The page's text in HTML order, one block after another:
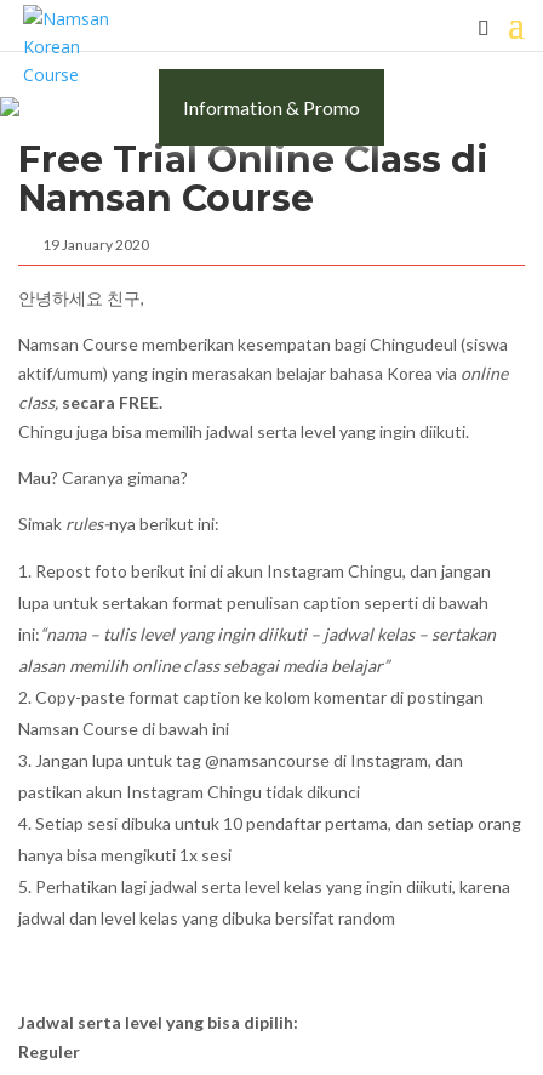
Information & Promo
Free Trial Online Class di
Namsan Course
19 January 2020
안녕하세요 친구,
Namsan Course memberikan kesempatan bagi Chingudeul (siswa
aktif/umum) yang ingin merasakan belajar bahasa Korea via online
class, secara FREE.
Chingu juga bisa memilih jadwal serta level yang ingin diikuti.
Mau? Caranya gimana?
Simak rules-nya berikut ini:
Repost foto berikut ini di akun Instagram Chingu, dan jangan
lupa untuk sertakan format penulisan caption seperti di bawah
ini:“nama – tulis level yang ingin diikuti – jadwal kelas – sertakan
alasan memilih online class sebagai media belajar”
Copy-paste format caption ke kolom komentar di postingan
Namsan Course di bawah ini
Jangan lupa untuk tag @namsancourse di Instagram, dan
pastikan akun Instagram Chingu tidak dikunci
Setiap sesi dibuka untuk 10 pendaftar pertama, dan setiap orang
hanya bisa mengikuti 1x sesi
Perhatikan lagi jadwal serta level kelas yang ingin diikuti, karena
jadwal dan level kelas yang dibuka bersifat random
Jadwal serta level yang bisa dipilih:
Reguler